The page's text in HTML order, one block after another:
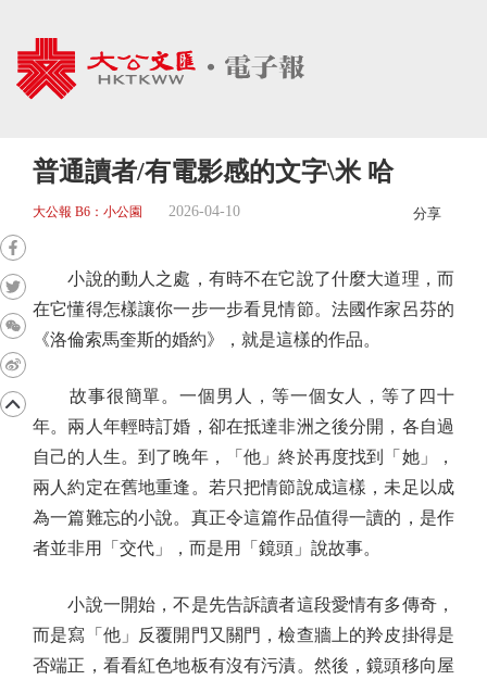
普通讀者/有電影感的文字\米 哈
大公報 B6：小公園 2026-04-10 分享
小說的動人之處，有時不在它說了什麼大道理，而
在它懂得怎樣讓你一步一步看見情節。法國作家呂芬的
《洛倫索馬奎斯的婚約》，就是這樣的作品。
故事很簡單。一個男人，等一個女人，等了四十
年。兩人年輕時訂婚，卻在抵達非洲之後分開，各自過
自己的人生。到了晚年，「他」終於再度找到「她」，
兩人約定在舊地重逢。若只把情節說成這樣，未足以成
為一篇難忘的小說。真正令這篇作品值得一讀的，是作
者並非用「交代」，而是用「鏡頭」說故事。
小說一開始，不是先告訴讀者這段愛情有多傳奇，
而是寫「他」反覆開門又關門，檢查牆上的羚皮掛得是
否端正，看看紅色地板有沒有污漬。然後，鏡頭移向屋